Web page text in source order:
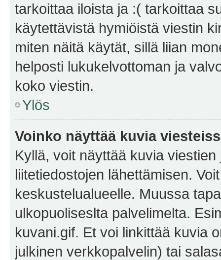
tarkoittaa iloista ja :( tarkoittaa
käytettävistä hymiöistä viestin
miten näitä käytät, sillä liian
helposti lukukelvottoman ja
koko viestin.
Ylös
Voinko näyttää kuvia
Kyllä, voit näyttää kuvia
liitetiedostojen lähettämisen.
keskustelualueelle. Muussa
ulkopuoliseslta palvelimelta.
kuvani.gif. Et voi linkittää kuvia
julkinen verkkopalvelin) tai